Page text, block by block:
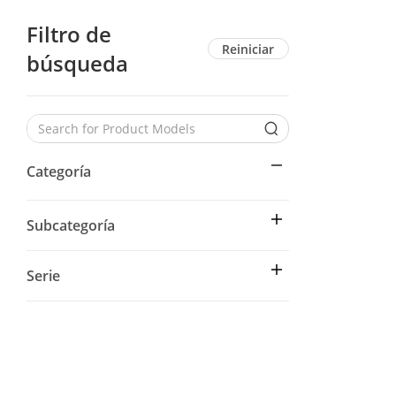
Filtro de
búsqueda
Reiniciar
Categoría
Subcategoría
Serie